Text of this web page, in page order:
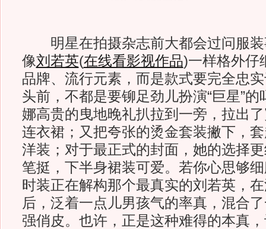
明星在拍摄杂志前大都会过问服装
像刘若英(在线看影视作品)一样格外仔
品牌、流行元素，而是款式要完全忠
头前，不都是要铆足劲儿扮演“巨星”
娜高贵的曳地晚礼扒拉到一旁，拉出
连衣裙；又把夸张的烫金套装撇下，
洋装；对于最正式的封面，她的选择
笔挺，下半身裙装可爱。若你心思够
时装正在解构那个最真实的刘若英，
后，泛着一点儿男孩气的率真，混合
强俏皮。也许，正是这种难得的本真，